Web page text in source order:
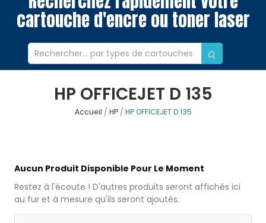
cartouche d'encre ou toner laser
HP OFFICEJET D 135
Accueil HP HP OFFICEJET D 135
Aucun Produit Disponible Pour Le Moment
Restez à l'écoute ! D'autres produits seront affichés ici
au fur et à mesure qu'ils seront ajoutés.